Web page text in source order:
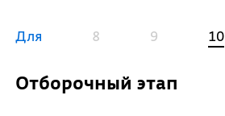
Для 8 9 10
Отборочный этап